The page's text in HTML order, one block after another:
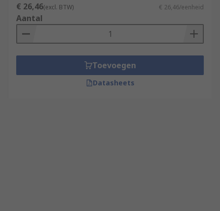
€ 26,46(excl. BTW) € 26,46/eenheid
Aantal
Toevoegen
Datasheets